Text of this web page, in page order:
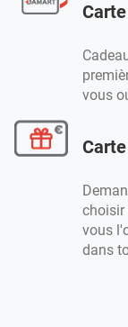
vous
choisir
vous
dans